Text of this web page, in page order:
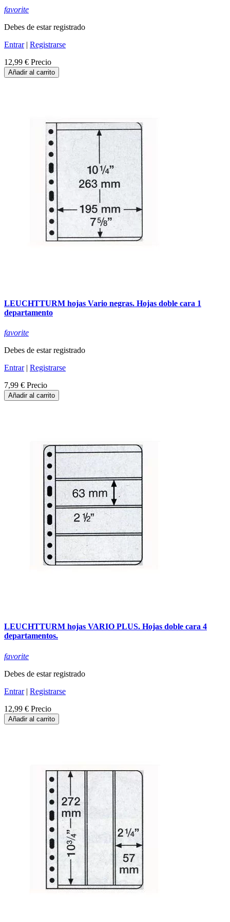
favorite
Debes de estar registrado
Entrar| Registrarse
12,99 € Precio
Añadir al carrito
LEUCHTTURM hojas Vario negras. Hojas doble cara 1
departamento
favorite
Debes de estar registrado
Entrar| Registrarse
7,99 € Precio
Añadir al carrito
LEUCHTTURM hojas VARIO PLUS. Hojas doble cara 4
departamentos.
favorite
Debes de estar registrado
Entrar| Registrarse
12,99 € Precio
Añadir al carrito